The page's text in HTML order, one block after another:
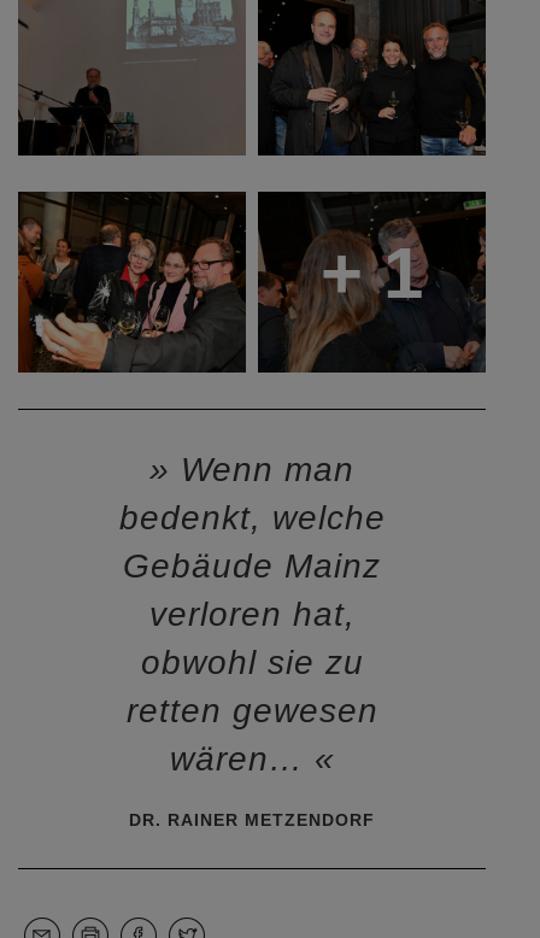
+ 1
Wenn man
bedenkt, welche
Gebäude Mainz
verloren hat,
obwohl sie zu
retten gewesen
wären…
DR. RAINER METZENDORF